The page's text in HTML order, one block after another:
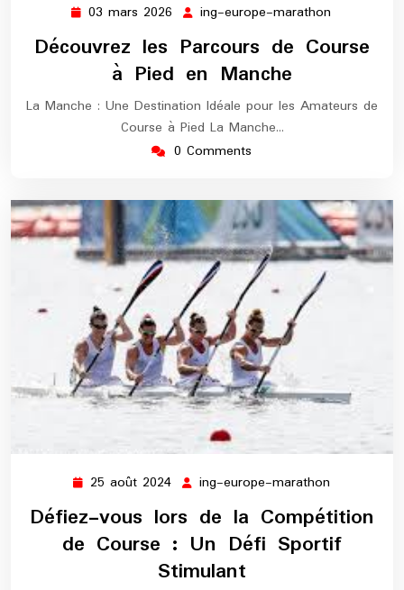
03 mars 2026 03
mars
2026
ing-europe-marathon
marathon
Découvrez les Parcours de Course
à Pied en Manche
La Manche : Une Destination Idéale pour les Amateurs de
Course à Pied La Manche…
0 Comments
25 août 2024 25
2024
ing-europe-marathon
europe-
marathon
Défiez-vous lors de la Compétition
de Course : Un Défi Sportif
Stimulant